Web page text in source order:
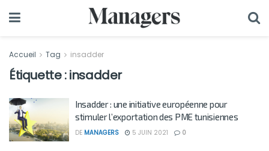
Accueil Tag insadder
Étiquette :insadder
Insadder : une initiative européenne pour
stimuler l’exportation des PME tunisiennes
DE MANAGERS 5 JUIN 2021 0